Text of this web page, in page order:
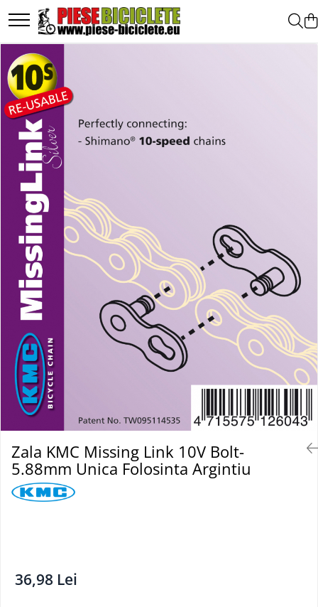
Toate Produsele
Biciclete
Biciclete fara pedale
City
Copii
Cursiere
Mountain Bike
Pliabile
Role
Skateboard
Trekking
Triciclete
Trotinete
Vehicule Electrice
Scutere
Triciclete
Piese vehicule electrice
Anvelope biciclete/scuter electrice
Aripi trotinete
Baterii
Camere biciclete electrice
Diverse piese
Zala KMC Missing Link 10V Bolt-
5.88mm Unica Folosinta Argintiu
36,98 Lei